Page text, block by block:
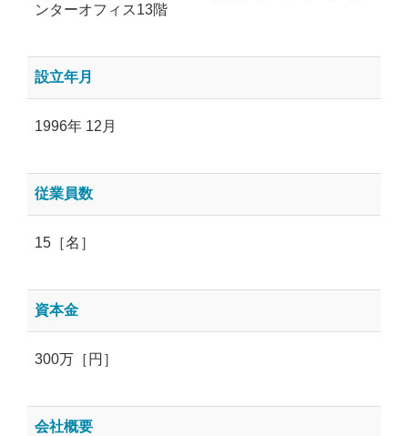
ンターオフィス13階
設立年月
1996年 12月
従業員数
15［名］
資本金
300万［円］
会社概要